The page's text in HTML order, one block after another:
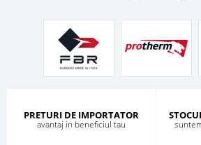
PRETURI DE IMPORTATOR
avantaj in beneficiul tau